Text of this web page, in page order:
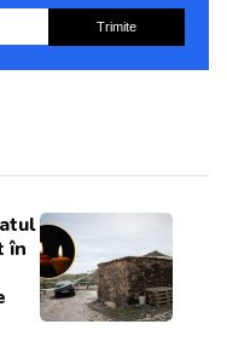
Trimite
în